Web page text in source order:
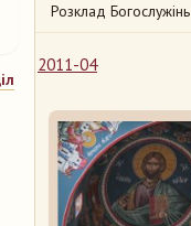
Розклад Богослужінь
2011-04